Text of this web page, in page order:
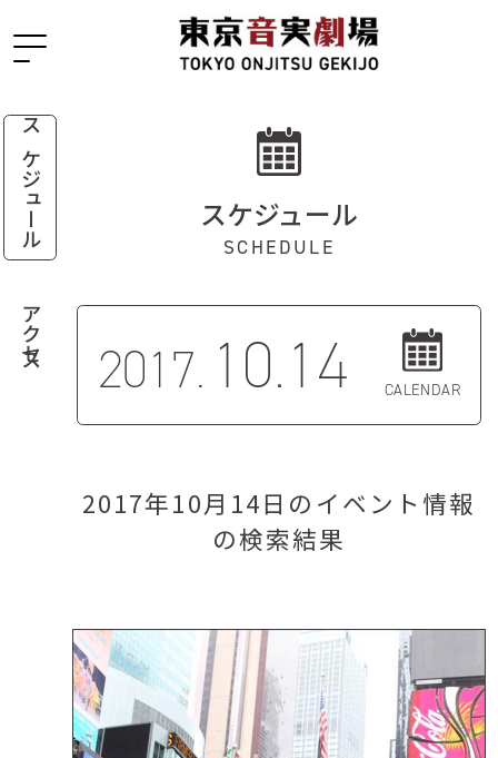
スケジュール
アクセス
スケジュール
SCHEDULE
2017. 10.14 CALENDAR
2017年10月14日のイベント情報
の検索結果